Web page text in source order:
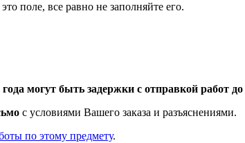
поле, все равно не заполняйте его.
могут быть задержки с отправкой работ
с условиями Вашего заказа и разъяснениями.
по этому предмету.